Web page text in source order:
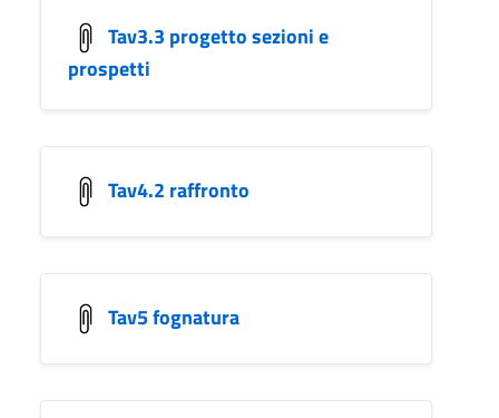
Tav3.3 progetto sezioni e
prospetti
Tav4.2 raffronto
Tav5 fognatura